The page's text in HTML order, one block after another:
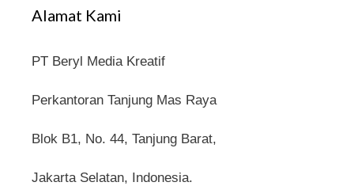
Alamat Kami
PT Beryl Media Kreatif
Perkantoran Tanjung Mas Raya
Blok B1, No. 44, Tanjung Barat,
Jakarta Selatan, Indonesia.